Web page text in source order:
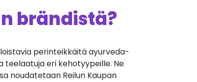
brändistä?
perinteikkäitä ayurveda-
teelaatuja eri kehotyypeille. Ne
noudatetaan Reilun Kaupan